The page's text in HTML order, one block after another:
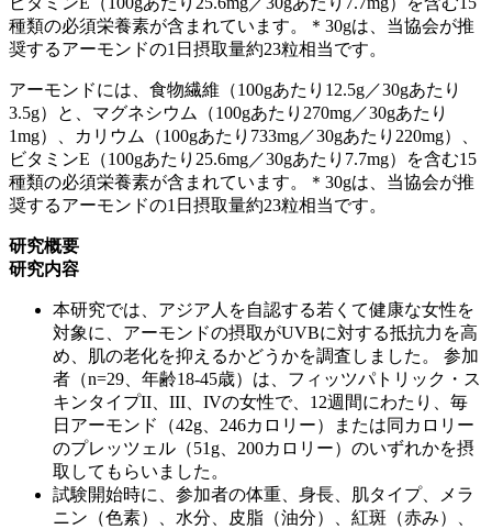
種類の必須栄養素が含まれています。＊30gは、当協会が推
奨するアーモンドの1日摂取量約23粒相当です。
アーモンドには、食物繊維（100gあたり12.5g／30gあたり
3.5g）と、マグネシウム（100gあたり270mg／30gあたり
1mg）、カリウム（100gあたり733mg／30gあたり220mg）、
ビタミンE（100gあたり25.6mg／30gあたり7.7mg）を含む15
種類の必須栄養素が含まれています。＊30gは、当協会が推
奨するアーモンドの1日摂取量約23粒相当です。
研究概要
研究内容
本研究では、アジア人を自認する若くて健康な女性を
対象に、アーモンドの摂取がUVBに対する抵抗力を高
め、肌の老化を抑えるかどうかを調査しました。 参加
者（n=29、年齢18-45歳）は、フィッツパトリック・ス
キンタイプII、III、IVの女性で、12週間にわたり、毎
日アーモンド（42g、246カロリー）または同カロリー
のプレッツェル（51g、200カロリー）のいずれかを摂
取してもらいました。
試験開始時に、参加者の体重、身長、肌タイプ、メラ
ニン（色素）、水分、皮脂（油分）、紅斑（赤み）、